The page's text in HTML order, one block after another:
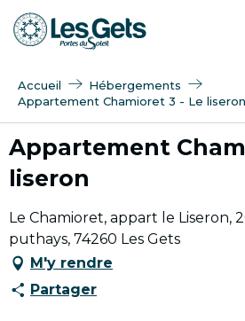
Aller
au
Accueil
Hébergements
Appartement Chamioret 3 - Le liseron
Appartement
liseron
Le Chamioret, appart le Liseron,
puthays, 74260 Les Gets
M'y rendre
Partager